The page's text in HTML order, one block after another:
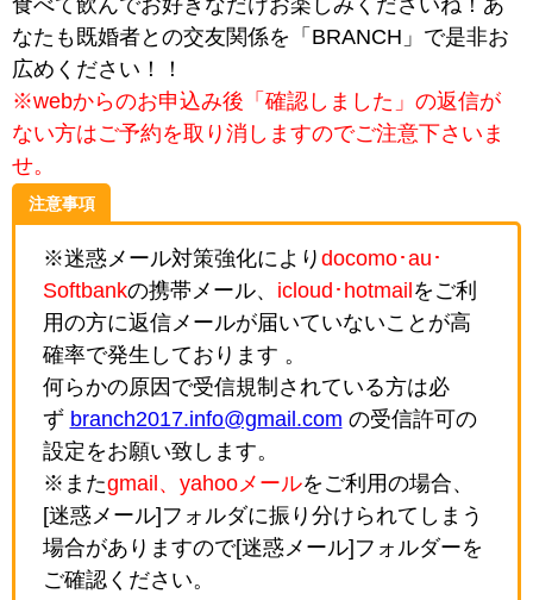
食べて飲んでお好きなだけお楽しみくださいね！あ
なたも既婚者との交友関係を「BRANCH」で是非お
広めください！！
※webからのお申込み後「確認しました」の返信が
ない方はご予約を取り消しますのでご注意下さいま
せ。
注意事項
※迷惑メール対策強化により docomo･au･
Softbankの携帯メール、 icloud･hotmail をご利
用の方に返信メールが届いていないことが高
確率で発生しております 。
何らかの原因で受信規制されている方は必
ず branch2017.info@gmail.com の受信許可の
設定をお願い致します。
※またgmail、yahooメールをご利用の場合、
[迷惑メール]フォルダに振り分けられてしまう
場合がありますので[迷惑メール]フォルダーを
ご確認ください。